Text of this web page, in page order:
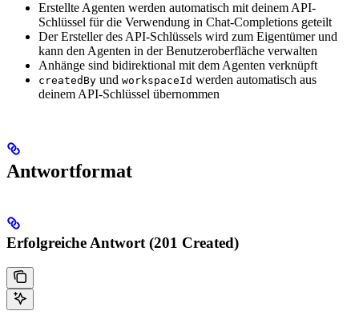
Erstellte Agenten werden automatisch mit deinem API-
Schlüssel für die Verwendung in Chat-Completions geteilt
Der Ersteller des API-Schlüssels wird zum Eigentümer und
kann den Agenten in der Benutzeroberfläche verwalten
Anhänge sind bidirektional mit dem Agenten verknüpft
createdBy und workspaceId werden automatisch aus
deinem API-Schlüssel übernommen
Antwortformat
Erfolgreiche Antwort (201 Created)